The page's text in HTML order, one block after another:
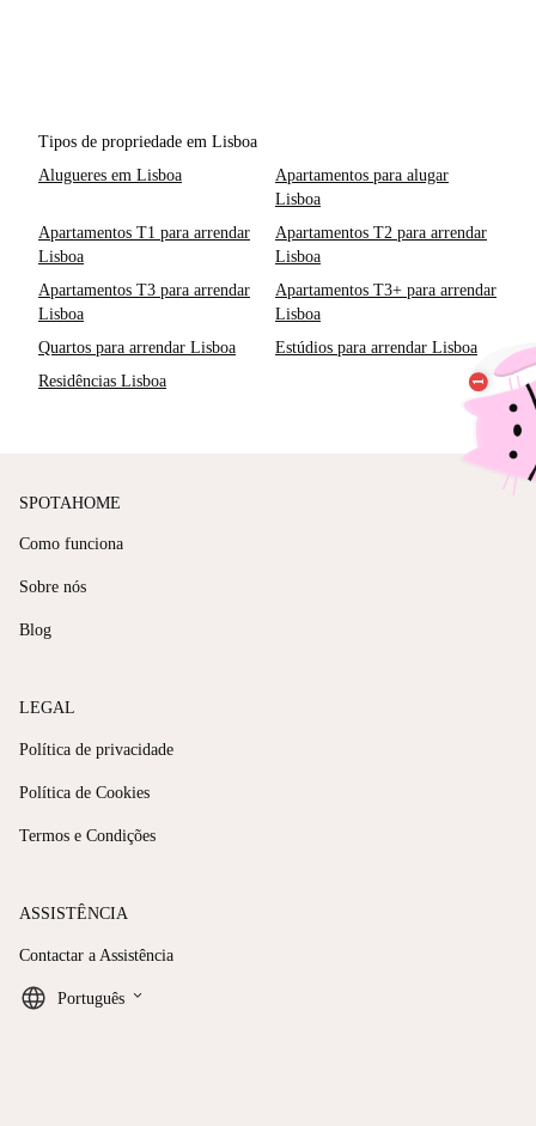
Tipos de propriedade em Lisboa
Alugueres em Lisboa
Apartamentos para alugar
Lisboa
Apartamentos T1 para arrendar
Lisboa
Apartamentos T2 para arrendar
Lisboa
Apartamentos T3 para arrendar
Lisboa
Apartamentos T3+ para arrendar
Lisboa
Quartos para arrendar Lisboa
Estúdios para arrendar Lisboa
Residências Lisboa
SPOTAHOME
Como funciona
Sobre nós
Blog
LEGAL
Política de privacidade
Política de Cookies
Termos e Condições
ASSISTÊNCIA
Contactar a Assistência
Português keyboard_arrow_down